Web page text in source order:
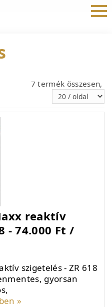
7 termék összesen,
reaktív
- 74.000 Ft /
szigetelés - ZR 618
gyorsan
»